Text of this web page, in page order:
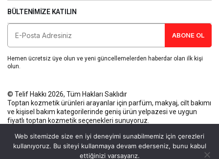
BÜLTENIMIZE KATILIN
ABONE OL
Hemen ücretsiz üye olun ve yeni güncellemelerden haberdar olan ilk kişi
olun.
© Telif Hakkı 2026, Tüm Hakları Saklıdır
Toptan kozmetik ürünleri arayanlar için parfüm, makyaj, cilt bakımı
ve kişisel bakım kategorilerinde geniş ürün yelpazesi ve uygun
fiyatlı toptan kozmetik seçenekleri sunuyoruz.
Web sitemizde size en iyi deneyimi sunabilmemiz için çerezleri
kullanıyoruz. Bu siteyi kullanmaya devam ederseniz, bunu kabul
ettiğinizi varsayarız.